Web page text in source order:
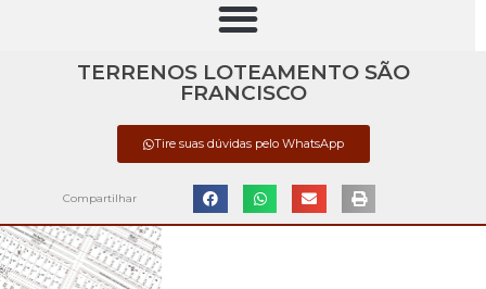
TERRENOS LOTEAMENTO SÃO
FRANCISCO
Tire suas dúvidas pelo WhatsApp
Compartilhar